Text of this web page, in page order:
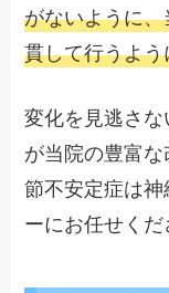
がないように
貫して行うよ
変化を見逃さ
が当院の豊富
節不安定症は
ーにお任せくだ